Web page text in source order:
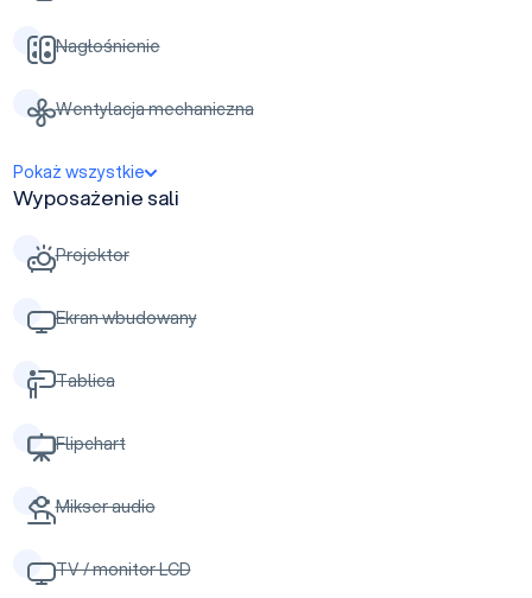
Nagłośnienie
Wentylacja mechaniczna
Pokaż wszystkie
Wyposażenie sali
Projektor
Ekran wbudowany
Tablica
Flipchart
Mikser audio
TV / monitor LCD